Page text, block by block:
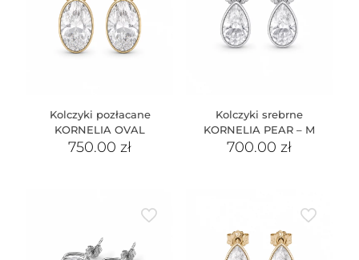
Kolczyki pozłacane
KORNELIA OVAL
750.00zł
Kolczyki srebrne
KORNELIA PEAR – M
700.00 zł